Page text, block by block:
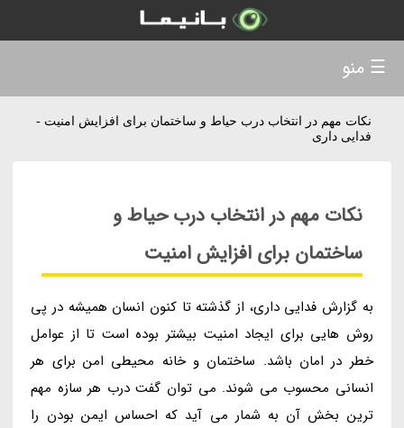
نکات مهم در انتخاب درب حیاط و ساختمان برای افزایش امنیت -
فدایی داری
نکات مهم در انتخاب درب حیاط و
ساختمان برای افزایش امنیت
به گزارش فدایی داری، از گذشته تا کنون انسان همیشه در پی
روش هایی برای ایجاد امنیت بیشتر بوده است تا از عوامل
خطر در امان باشد. ساختمان و خانه محیطی امن برای هر
انسانی محسوب می شوند. می توان گفت درب هر سازه مهم
ترین بخش آن به شمار می آید که احساس ایمن بودن را
☰ منو